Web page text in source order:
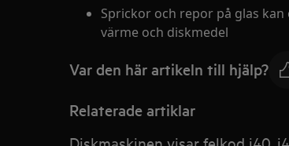
Sprickor och repor på glas
värme och diskmedel
Var den här artikeln till hjälp?
Relaterade artiklar